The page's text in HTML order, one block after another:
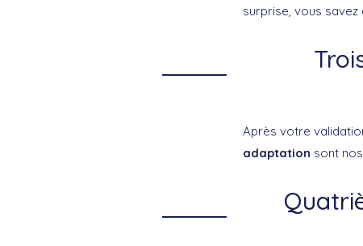
surprise, vous
Après votre
adaptation sont